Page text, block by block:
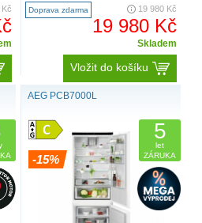
Kč
proudění vzduchu, aby byla
zaručena ..
Doprava zdarma 19 980 Kč
19 980 Kč
Skladem
Vložit do košíku
AEG PCB7000L
-15%
5
let
ZÁRUKA